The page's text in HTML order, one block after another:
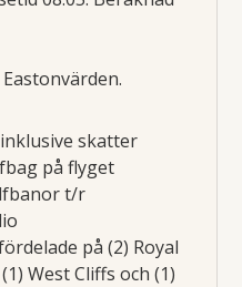
skatter
på flyget
t/r
på (2) Royal
West Cliffs och (1)